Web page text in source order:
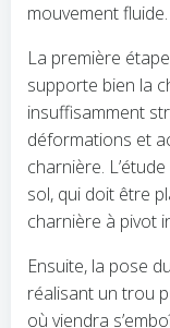
mouvement fluide.
La première
supporte bien la
insuffisamment
déformations et
charnière.
sol, qui doit être
charnière à pivot
Ensuite, la pose
réalisant un trou
où viendra